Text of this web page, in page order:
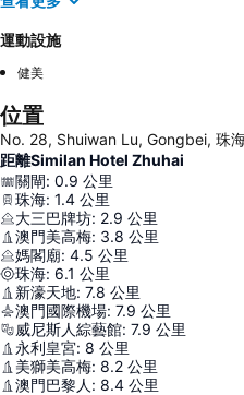
運動設施
健美
位置
No. 28, Shuiwan Lu, Gongbei, 珠
距離Similan Hotel Zhuhai
關閘: 0.9 公里
珠海: 1.4 公里
大三巴牌坊: 2.9 公里
澳門美高梅: 3.8 公里
媽閣廟: 4.5 公里
珠海: 6.1 公里
新濠天地: 7.8 公里
澳門國際機場: 7.9 公里
威尼斯人綜藝館: 7.9 公里
永利皇宮: 8 公里
美獅美高梅: 8.2 公里
澳門巴黎人 : 8.4 公里